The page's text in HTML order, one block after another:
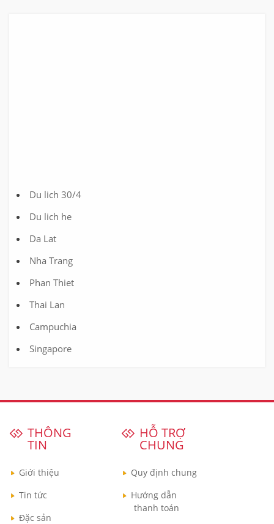
Du lich 30/4
Du lich he
Da Lat
Nha Trang
Phan Thiet
Thai Lan
Campuchia
Singapore
THÔNG
TIN
Giới thiệu
Tin tức
Đặc sản
HỖ TRỢ
CHUNG
Quy định chung
Hướng dẫn
thanh toán